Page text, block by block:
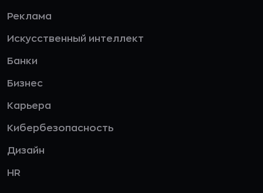
Реклама
Искусственный интеллект
Банки
Бизнес
Карьера
Кибербезопасность
Дизайн
HR